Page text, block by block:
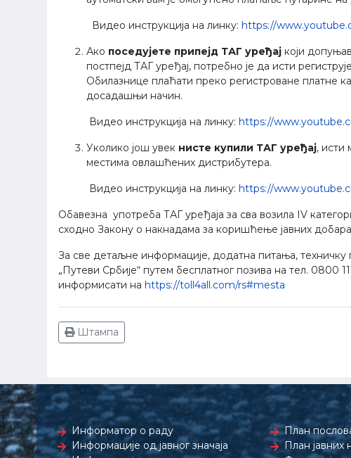
Видео инструкцијa на линку: https://
Ако поседујете припејд ТАГ уређај који
постпејд ТАГ уређај, потребно је да исти
Обилазнице плаћати преко регистроване платне
досадашњи начин.
Видео инструкцијa на линку: https://
Уколико још увек нисте купили ТАГ уређај, исти
местима овлашћених дистрибутера.
Видео инструкцијa на линку: https://
Обавезна употреба ТАГ уређаја за сва возила IV
сходно Закону о накнадама за коришћење јавних
За све детаљне информације, додатна питања,
„Путеви Србије“ путем бесплатног позива на тел. 0800
информисати на https://toll4all.com/rs#mesta
Штампа
Информатор о раду
Информације од јавног значаја
План
План јавних